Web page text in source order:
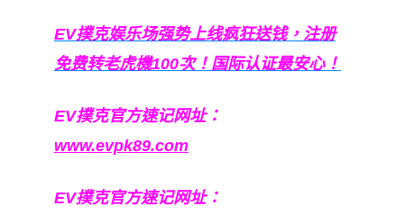
EV撲克娱乐场强势上线疯狂送钱，注册
免费转老虎機100次！国际认证最安心！
EV撲克官方速记网址：
www.evpk89.com
EV撲克官方速记网址：